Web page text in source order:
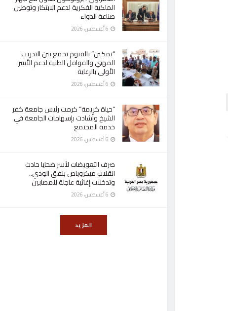
الملكية الفكرية لدعم الابتكار وتوطين
صناعة الدواء
“تمكين” بالفيوم تجمع بين التدريب
المهني والقوافل الطبية لدعم الأسر
الأولى بالرعاية
“حياة كريمة” كرمت رئيس جامعة كفر
الشيخ وأشادت بإسهامات الجامعة في
خدمة المجتمع
صرف التعويضات لأسر ضحايا حادث
انقلاب ميكروباص بنفق الودي..
وتدخلات إغاثية عاجلة للمصابين
المزيد